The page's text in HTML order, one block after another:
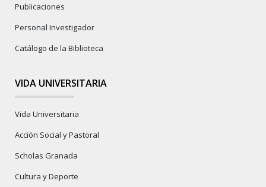
Publicaciones
Personal Investigador
Catálogo de la Biblioteca
VIDA UNIVERSITARIA
Vida Universitaria
Acción Social y Pastoral
Scholas Granada
Cultura y Deporte